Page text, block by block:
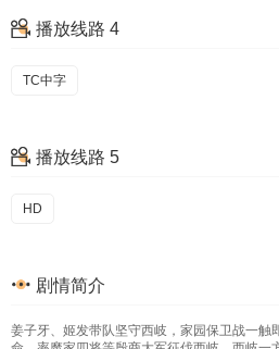
播放线路 4
TC中字
播放线路 5
HD
剧情简介
姜子牙、姬发带队坚守西岐，家园保卫战一触